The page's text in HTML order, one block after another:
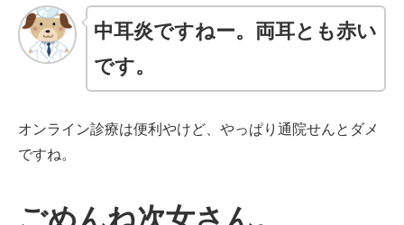
中耳炎ですねー。両耳とも赤い
です。
オンライン診療は便利やけど、やっぱり通院せんとダメ
ですね。